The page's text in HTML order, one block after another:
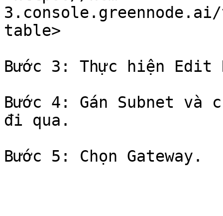
table>
Bước 3: Thực hiện Edit
Bước 4: Gán Subnet và
đi qua.